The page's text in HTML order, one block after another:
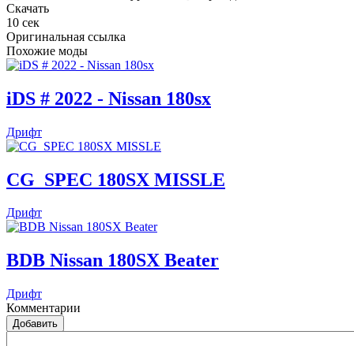
Скачать
10 сек
Оригинальная ссылка
Похожие моды
iDS # 2022 - Nissan 180sx
Дрифт
CG_SPEC 180SX MISSLE
Дрифт
BDB Nissan 180SX Beater
Дрифт
Комментарии
Добавить